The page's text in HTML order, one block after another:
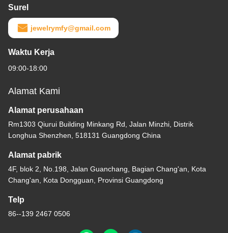
Surel
jewelrymfy@gmail.com
Waktu Kerja
09:00-18:00
Alamat Kami
Alamat perusahaan
Rm1303 Qiurui Building Minkang Rd, Jalan Minzhi, Distrik
Longhua Shenzhen, 518131 Guangdong China
Alamat pabrik
4F, blok 2, No.198, Jalan Guanchang, Bagian Chang'an, Kota
Chang'an, Kota Dongguan, Provinsi Guangdong
Telp
86--139 2467 0506